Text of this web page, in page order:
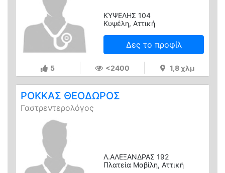
ΚΥΨΕΛΗΣ 104
Κυψέλη, Αττική
Δες το προφίλ
5 <2400 1,8 χλμ
ΡΟΚΚΑΣ ΘΕΟΔΩΡΟΣ
Γαστρεντερολόγος
Λ.ΑΛΕΞΑΝΔΡΑΣ 192
Πλατεία Μαβίλη, Αττική